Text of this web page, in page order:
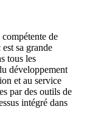
de
sa grande
tous les
développement
et au service
par des outils de
intégré dans